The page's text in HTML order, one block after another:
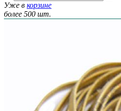
Уже в корзине
более 500 шт.